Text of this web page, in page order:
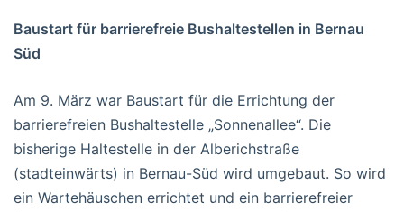
Baustart für barrierefreie Bushaltestellen in Bernau
Süd
Am 9. März war Baustart für die Errichtung der
barrierefreien Bushaltestelle „Sonnenallee“. Die
bisherige Haltestelle in der Alberichstraße
(stadteinwärts) in Bernau-Süd wird umgebaut. So wird
ein Wartehäuschen errichtet und ein barrierefreier